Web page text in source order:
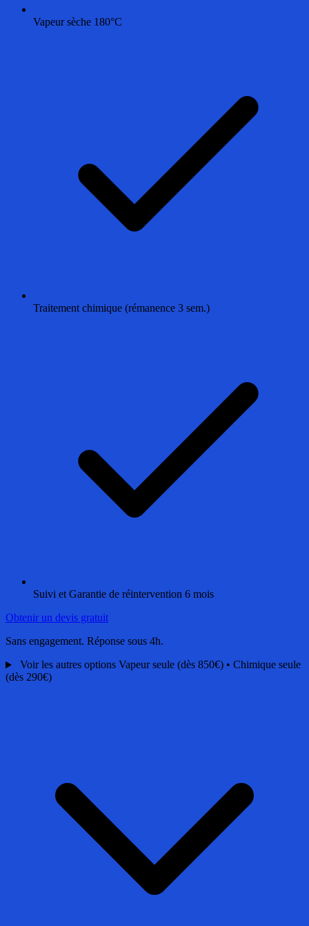
Vapeur sèche 180°C
Traitement chimique (rémanence 3 sem.)
Suivi et Garantie de réintervention 6 mois
Obtenir un devis gratuit
Sans engagement. Réponse sous 4h.
Voir les autres options Vapeur seule (dès 850€) • Chimique seule
(dès 290€)